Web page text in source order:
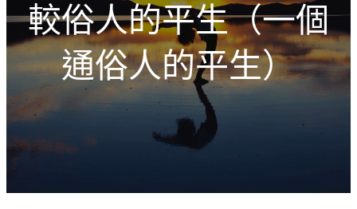
較俗人的平生（一個
通俗人的平生）